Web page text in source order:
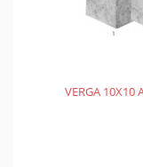
VERGA 10X10